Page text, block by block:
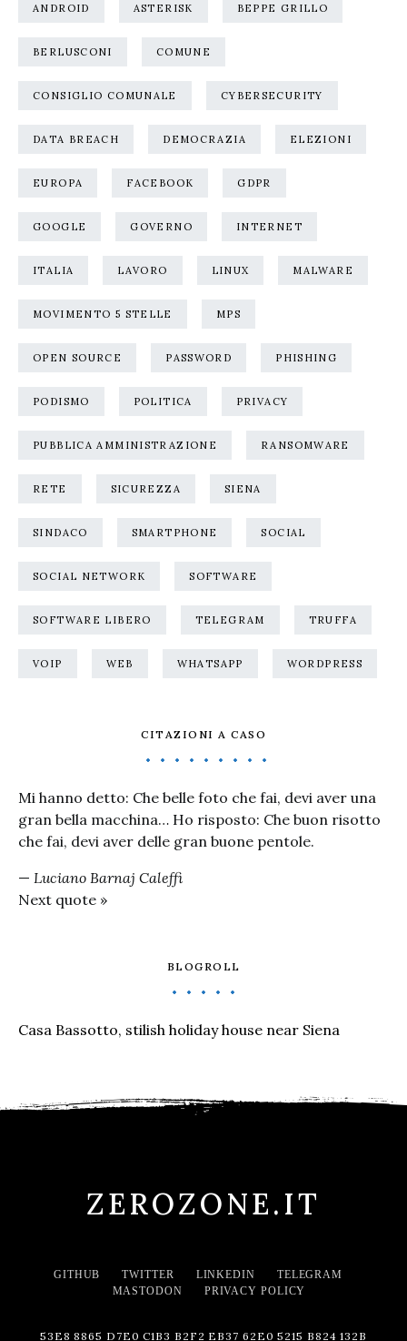
ANDROID ASTERISK BEPPE GRILLO
BERLUSCONI COMUNE
CONSIGLIO COMUNALE CYBERSECURITY
DATA BREACH DEMOCRAZIA ELEZIONI
EUROPA FACEBOOK GDPR
GOOGLE GOVERNO INTERNET
ITALIA LAVORO LINUX MALWARE
MOVIMENTO 5 STELLE MPS
OPEN SOURCE PASSWORD PHISHING
PODISMO POLITICA PRIVACY
PUBBLICA AMMINISTRAZIONE RANSOMWARE
RETE SICUREZZA SIENA
SINDACO SMARTPHONE SOCIAL
SOCIAL NETWORK SOFTWARE
SOFTWARE LIBERO TELEGRAM TRUFFA
VOIP WEB WHATSAPP WORDPRESS
CITAZIONI A CASO
Mi hanno detto: Che belle foto che fai, devi aver una
gran bella macchina… Ho risposto: Che buon risotto
che fai, devi aver delle gran buone pentole.
— Luciano Barnaj Caleffi
Next quote »
BLOGROLL
Casa Bassotto, stilish holiday house near Siena
ZEROZONE.IT
GITHUB TWITTER LINKEDIN
TELEGRAM
MASTODON
PRIVACY POLICY
53E8 8865 D7E0 C1B3 B2F2 EB37 62E0 5215 B824 132B